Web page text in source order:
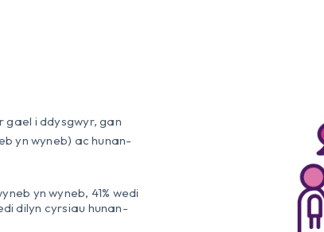
gael i ddysgwyr, gan
yn wyneb) ac hunan-
yn wyneb, 41% wedi
dilyn cyrsiau hunan-